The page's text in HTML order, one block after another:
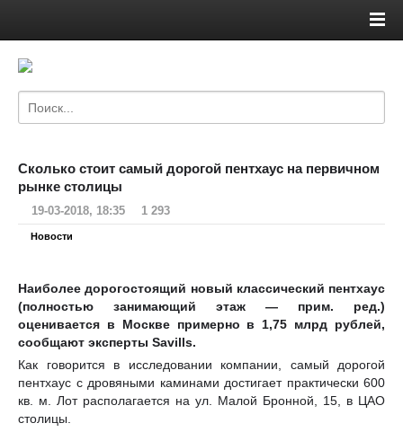
Сколько стоит самый дорогой пентхаус на первичном
рынке столицы
19-03-2018, 18:35 1 293
Новости
Наиболее дорогостоящий новый классический пентхаус
(полностью занимающий этаж — прим. ред.)
оценивается в Москве примерно в 1,75 млрд рублей,
сообщают эксперты Savills.
Как говорится в исследовании компании, самый дорогой
пентхаус с дровяными каминами достигает практически 600
кв. м. Лот располагается на ул. Малой Бронной, 15, в ЦАО
столицы.